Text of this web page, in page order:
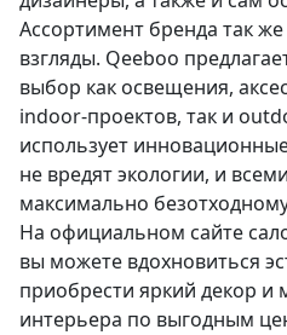
Ассортимент бренда так
взгляды. Qeeboo
выбор как освещения,
indoor-проектов, так и
использует
не вредят экологии, и
максимально
На официальном сайте
вы можете вдохновиться
приобрести яркий декор и
интерьера по выгодным